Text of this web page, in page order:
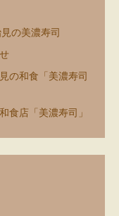
の美濃寿司
の和食「美濃寿司
食店「美濃寿司」